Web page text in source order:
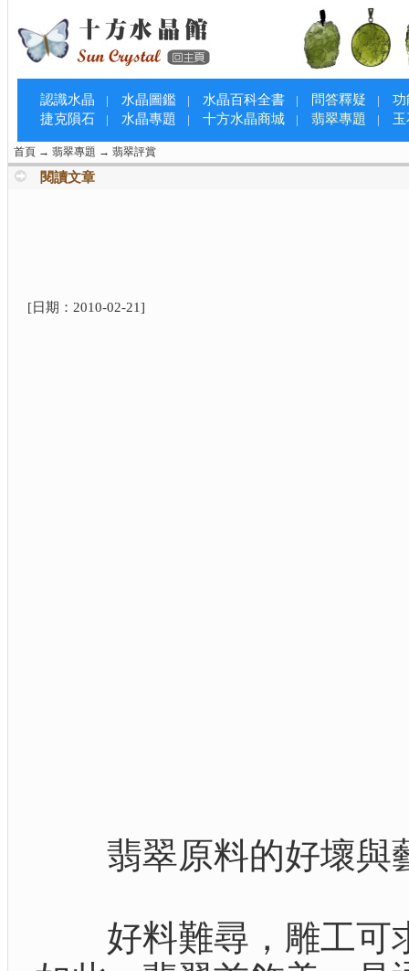
認識水晶 | 水晶圖鑑 | 水晶百科全書 | 問答釋疑 |
功
捷克隕石
| 水晶專題 | 十方水晶商城 | 翡翠專題 |
首頁 → 翡翠專題 → 翡翠評賞
閱讀文章
[日期： 2010-02-21]
翡翠原料的好壞與藝
好料難尋，雕工可求